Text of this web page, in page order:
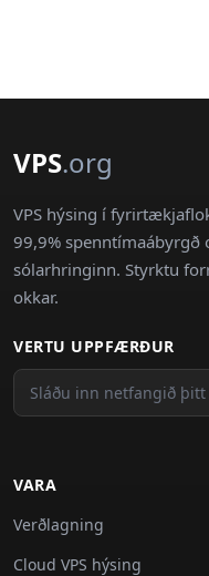
VPS.org
VPS hýsing í
99,9%
sólarhringinn. Styrktu
okkar.
VERTU UPPFÆRÐUR
VARA
Verðlagning
Cloud VPS hýsing